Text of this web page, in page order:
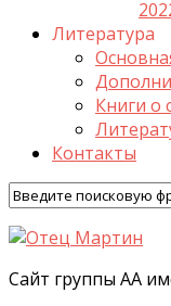
Литература
Книги о
Контакты
Сайт группы АА